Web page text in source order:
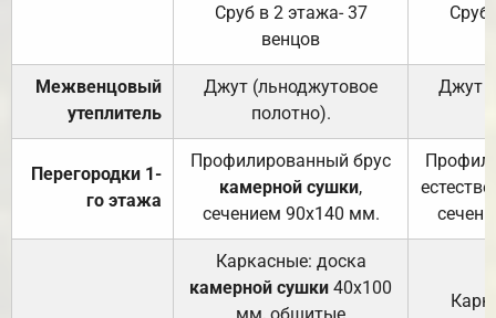
Сруб в 2 этажа- 37
венцов
Сруб
Межвенцовый
утеплитель
Джут (льноджутовое
полотно).
Джут
Перегородки 1-
го этажа
Профилированный брус
камерной сушки,
сечением 90х140 мм.
Каркасные: доска
камерной сушки 40х100
мм, обшитые